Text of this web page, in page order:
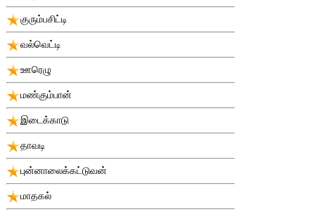
குரும்பசிட்டி
வல்வெட்டி
ஊரெழு
மண்கும்பான்
இடைக்காடு
தாவடி
புன்னாலைக்கட்டுவன்
மாதகல்